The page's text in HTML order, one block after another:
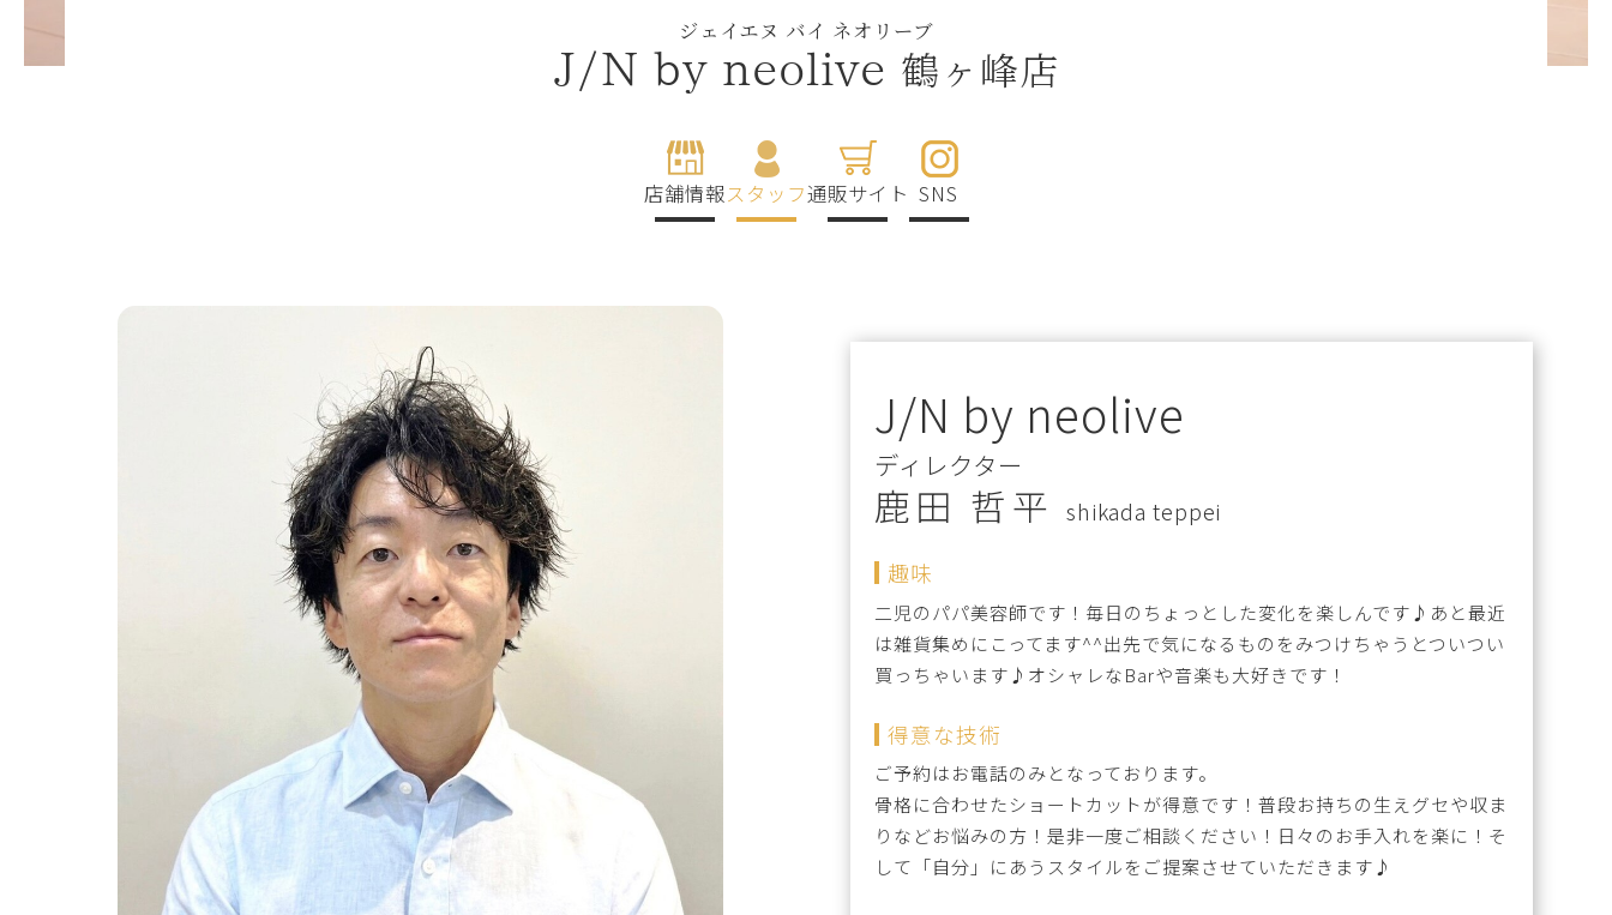
ジェイエヌ バイ ネオリーブ
J/N by neolive 鶴ヶ峰店
店舗情報スタッフ通販サイト SNS
J/N by neolive
ディレクター
鹿田 哲平
shikada teppei
趣味
二児のパパ美容師です！毎日のちょっとした変化を楽しんです♪あと最近
は雑貨集めにこってます^^出先で気になるものをみつけちゃうとついつい
買っちゃいます♪オシャレなBarや音楽も大好きです！
得意な技術
ご予約はお電話のみとなっております。
骨格に合わせたショートカットが得意です！普段お持ちの生えグセや収ま
りなどお悩みの方！是非一度ご相談ください！日々のお手入れを楽に！そ
して「自分」にあうスタイルをご提案させていただきます♪